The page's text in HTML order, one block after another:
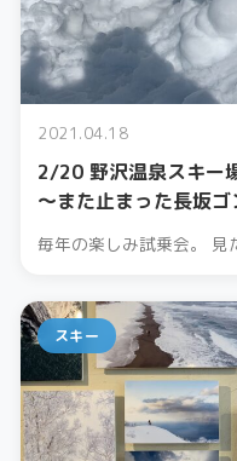
2021.04.18
2/20 野沢温泉スキー
〜また止まった長坂
毎年の楽しみ試乗会。 見
スキー